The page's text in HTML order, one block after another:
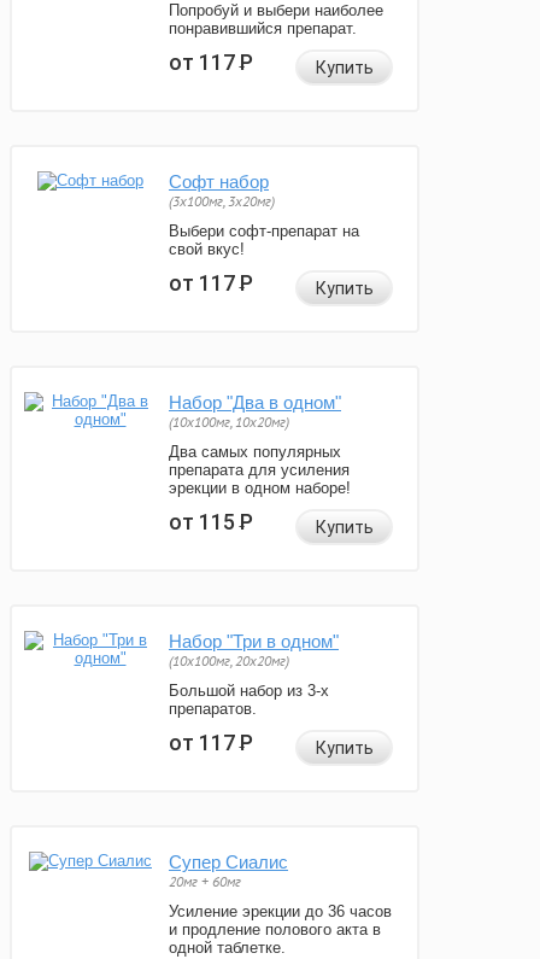
Попробуй и выбери наиболее
понравившийся препарат.
от 117Р Купить
Софт набор
(3x100мг, 3x20мг)
Выбери софт-препарат на
свой вкус!
от 117Р Купить
Набор "Два в одном"
(10x100мг, 10x20мг)
Два самых популярных
препарата для усиления
эрекции в одном наборе!
от 115Р Купить
Набор "Три в одном"
(10x100мг, 20x20мг)
Большой набор из 3-х
препаратов.
от 117Р Купить
Супер Сиалис
20мг + 60мг
Усиление эрекции до 36 часов
и продление полового акта в
одной таблетке.